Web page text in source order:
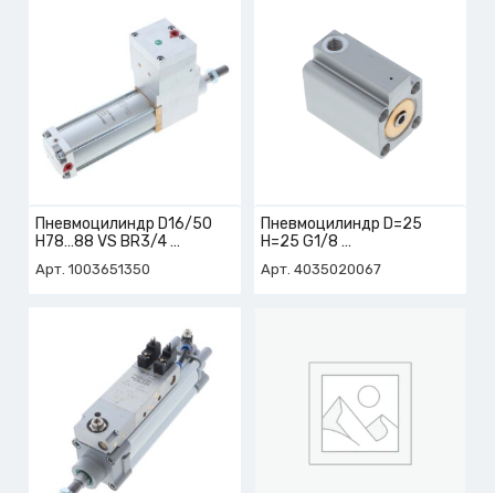
Пневмоцилиндр D16/50
H78…88 VS BR3/4
Арт. 1003651350
Пневмоцилиндр D=25
H=25 G1/8
Арт. 4035020067